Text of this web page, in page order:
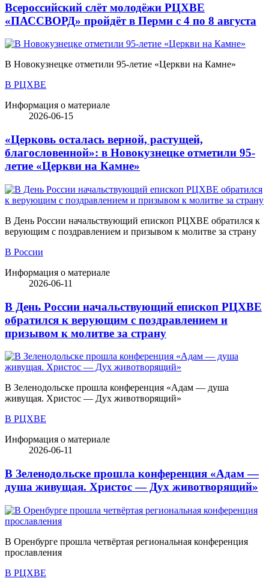
Всероссийский слёт молодёжи РЦХВЕ
«ПАССВОРД» пройдёт в Перми с 4 по 8 августа
В Новокузнецке отметили 95-летие «Церкви на Камне»
В РЦХВЕ
Информация о материале
2026-06-15
«Церковь осталась верной, растущей,
благословенной»: в Новокузнецке отметили 95-
летие «Церкви на Камне»
В День России начальствующий епископ РЦХВЕ обратился к
верующим с поздравлением и призывом к молитве за страну
В России
Информация о материале
2026-06-11
В День России начальствующий епископ РЦХВЕ
обратился к верующим с поздравлением и
призывом к молитве за страну
В Зеленодольске прошла конференция «Адам — душа
живущая. Христос — Дух животворящий»
В РЦХВЕ
Информация о материале
2026-06-11
В Зеленодольске прошла конференция «Адам —
душа живущая. Христос — Дух животворящий»
В Оренбурге прошла четвёртая региональная конференция
прославления
В РЦХВЕ